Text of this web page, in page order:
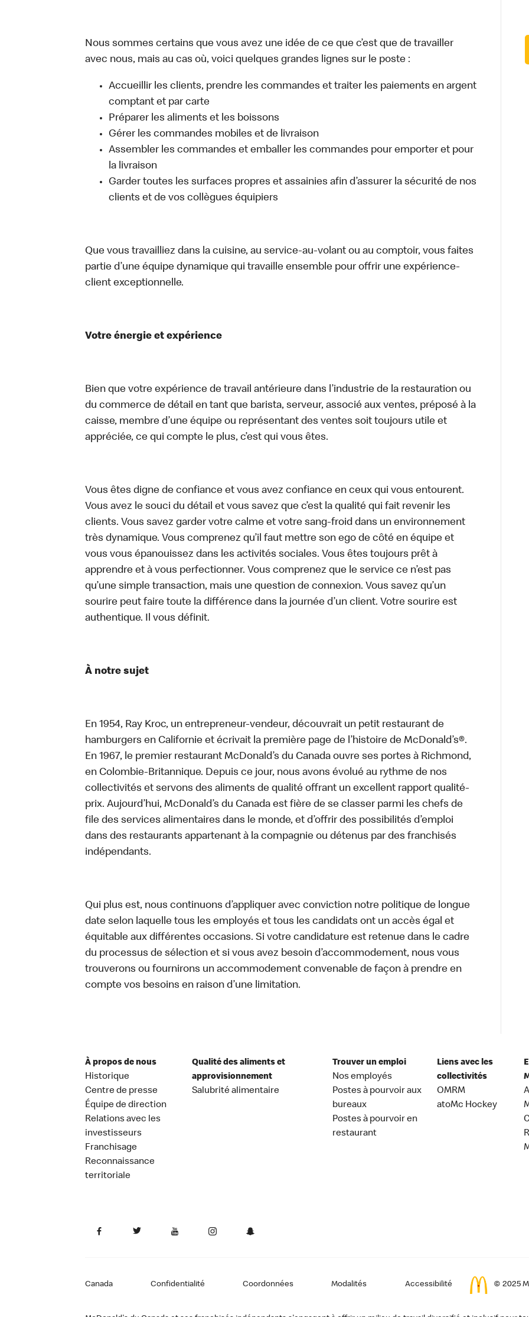
Nous sommes certains que vous avez une idée de ce que c’est que de travailler
avec nous, mais au cas où, voici quelques grandes lignes sur le poste :
Accueillir les clients, prendre les commandes et traiter les paiements en argent
comptant et par carte
Préparer les aliments et les boissons
Gérer les commandes mobiles et de livraison
Assembler les commandes et emballer les commandes pour emporter et pour
la livraison
Garder toutes les surfaces propres et assainies afin d’assurer la sécurité de nos
clients et de vos collègues équipiers
Que vous travailliez dans la cuisine, au service-au-volant ou au comptoir, vous faites
partie d’une équipe dynamique qui travaille ensemble pour offrir une expérience-
client exceptionnelle.
Votre énergie et expérience
Bien que votre expérience de travail antérieure dans l’industrie de la restauration ou
du commerce de détail en tant que barista, serveur, associé aux ventes, préposé à la
caisse, membre d’une équipe ou représentant des ventes soit toujours utile et
appréciée, ce qui compte le plus, c’est qui vous êtes.
Vous êtes digne de confiance et vous avez confiance en ceux qui vous entourent.
Vous avez le souci du détail et vous savez que c’est la qualité qui fait revenir les
clients. Vous savez garder votre calme et votre sang-froid dans un environnement
très dynamique. Vous comprenez qu’il faut mettre son ego de côté en équipe et
vous vous épanouissez dans les activités sociales. Vous êtes toujours prêt à
apprendre et à vous perfectionner. Vous comprenez que le service ce n’est pas
qu’une simple transaction, mais une question de connexion. Vous savez qu’un
sourire peut faire toute la différence dans la journée d’un client. Votre sourire est
authentique. Il vous définit.
À notre sujet
En 1954, Ray Kroc, un entrepreneur-vendeur, découvrait un petit restaurant de
hamburgers en Californie et écrivait la première page de l’histoire de McDonald’s®.
En 1967, le premier restaurant McDonald’s du Canada ouvre ses portes à Richmond,
en Colombie-Britannique. Depuis ce jour, nous avons évolué au rythme de nos
collectivités et servons des aliments de qualité offrant un excellent rapport qualité-
prix. Aujourd’hui, McDonald’s du Canada est fière de se classer parmi les chefs de
file des services alimentaires dans le monde, et d’offrir des possibilités d’emploi
dans des restaurants appartenant à la compagnie ou détenus par des franchisés
indépendants.
Qui plus est, nous continuons d’appliquer avec conviction notre politique de longue
date selon laquelle tous les employés et tous les candidats ont un accès égal et
équitable aux différentes occasions. Si votre candidature est retenue dans le cadre
du processus de sélection et si vous avez besoin d’accommodement, nous vous
trouverons ou fournirons un accommodement convenable de façon à prendre en
compte vos besoins en raison d’une limitation.
À propos de nous
Historique
Centre de presse
Équipe de direction
Relations avec les
investisseurs
Franchisage
Reconnaissance
territoriale
Qualité des aliments et
approvisionnement
Salubrité alimentaire
Trouver un emploi
Nos employés
Postes à pourvoir aux
bureaux
Postes à pourvoir en
restaurant
Liens avec les
collectivités
OMRM
atoMc Hockey
Canada Confidentialité Coordonnées Modalités Accessibilité © 2025